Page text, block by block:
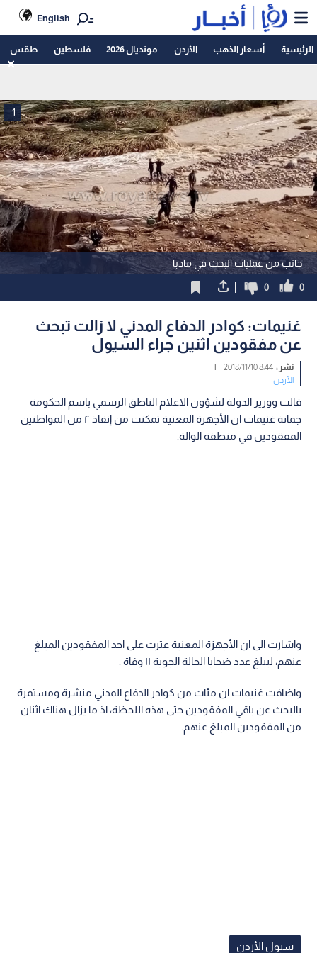
English
الرئيسية أسعار الذهب الأردن مونديال 2026 فلسطين طقس
جانب من عمليات البحث في مادبا
1
0
0
غنيمات: كوادر الدفاع المدني لا زالت تبحث
عن مفقودين اثنين جراء السيول
نشر :8:44 2018/11/10
|
الأردن
قالت ووزير الدولة لشؤون الاعلام الناطق الرسمي باسم الحكومة
جمانة غنيمات ان الأجهزة المعنية تمكنت من إنقاذ ٢ من المواطنين
المفقودين في منطقة الوالة.
واشارت الى ان الأجهزة المعنية عثرت على احد المفقودين المبلغ
عنهم، ليبلغ عدد ضحايا الحالة الجوية ١١ وفاة .
واضافت غنيمات ان مئات من كوادر الدفاع المدني منشرة ومستمرة
بالبحث عن باقي المفقودين حتى هذه اللحظة، اذ ما يزال هناك اثنان
من المفقودين المبلغ عنهم.
سيول الأردن